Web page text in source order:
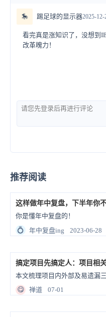
🎠 踢足球的显示器2025-12-
看完真是涨知识了，没想到
改革魄力！
推荐阅读
这样做年中复盘，下半年你
你是懂年中复盘的！
💍
年中复盘ing 2023-06-28
搞定项目先搞定人：项目相
😋
禅道 07-01